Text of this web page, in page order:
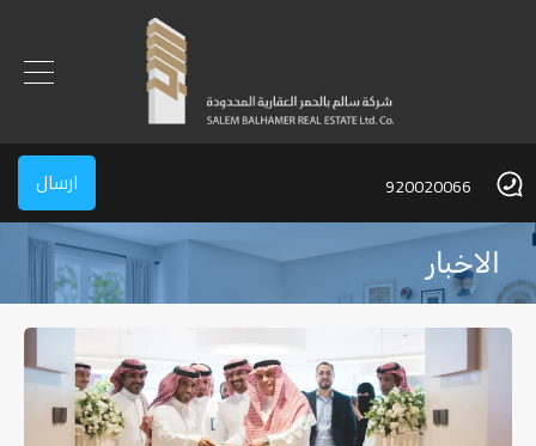
920020066 ارسال
الاخبار